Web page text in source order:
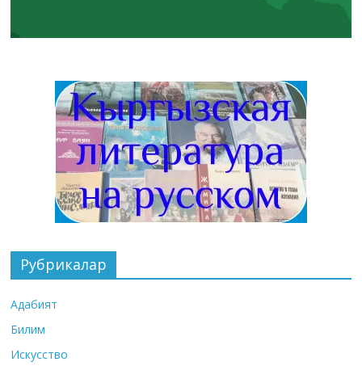
Рубрикалар
Адабият
Билим
Искусство